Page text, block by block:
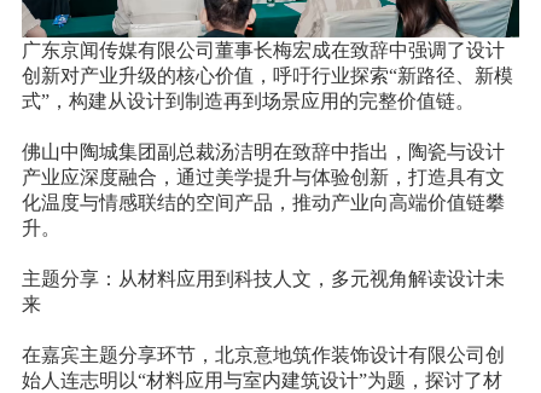
广东京闻传媒有限公司董事长梅宏成在致辞中强调了设计
创新对产业升级的核心价值，呼吁行业探索“新路径、新模
式”，构建从设计到制造再到场景应用的完整价值链。
佛山中陶城集团副总裁汤洁明在致辞中指出，陶瓷与设计
产业应深度融合，通过美学提升与体验创新，打造具有文
化温度与情感联结的空间产品，推动产业向高端价值链攀
升。
主题分享：从材料应用到科技人文，多元视角解读设计未
来
在嘉宾主题分享环节，北京意地筑作装饰设计有限公司创
始人连志明以“材料应用与室内建筑设计”为题，探讨了材